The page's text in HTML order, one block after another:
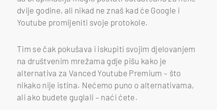
dvije godine, ali nikad ne znaš kad će Google i
Youtube promijeniti svoje protokole.
Tim se čak pokušava i iskupiti svojim djelovanjem
na društvenim mrežama gdje pišu kako je
alternativa za Vanced Youtube Premium – što
nikako nije istina. Nećemo puno o alternativama,
ali ako budete guglali – naći ćete.